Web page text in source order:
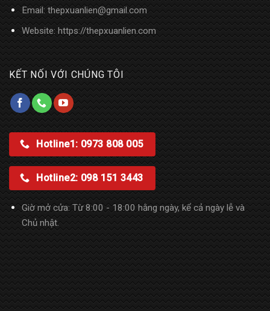
Email: thepxuanlien@gmail.com
Website:https://thepxuanlien.com
KẾT NỐI VỚI CHÚNG TÔI
Hotline1: 0973 808 005
Hotline2: 098 151 3443
Giờ mở cửa: Từ 8:00 - 18:00 hằng ngày, kể cả ngày lễ và
Chủ nhật.